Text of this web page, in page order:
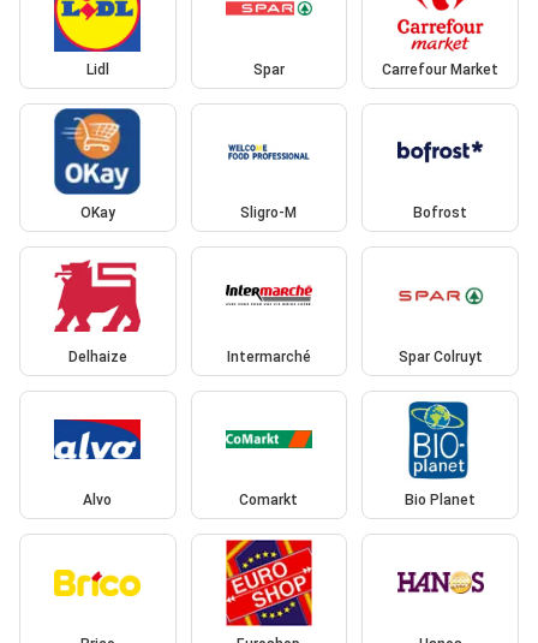
Lidl Spar Carrefour Market
OKay Sligro-M Bofrost
Delhaize Intermarché Spar Colruyt
Alvo Comarkt Bio Planet